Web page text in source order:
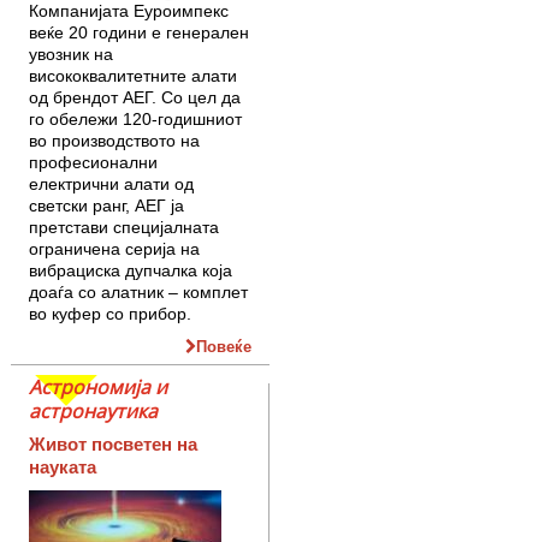
Компанијата Еуроимпекс
веќе 20 години е генерален
увозник на
висококвалитетните алати
од брендот АЕГ. Со цел да
го обележи 120-годишниот
во производството на
професионални
електрични алати од
светски ранг, АЕГ ја
претстави специјалната
ограничена серија на
вибрациска дупчалка која
доаѓа со алатник – комплет
во куфер со прибор.
Повеќе
Астрономија и
астронаутика
Живот посветен на
науката